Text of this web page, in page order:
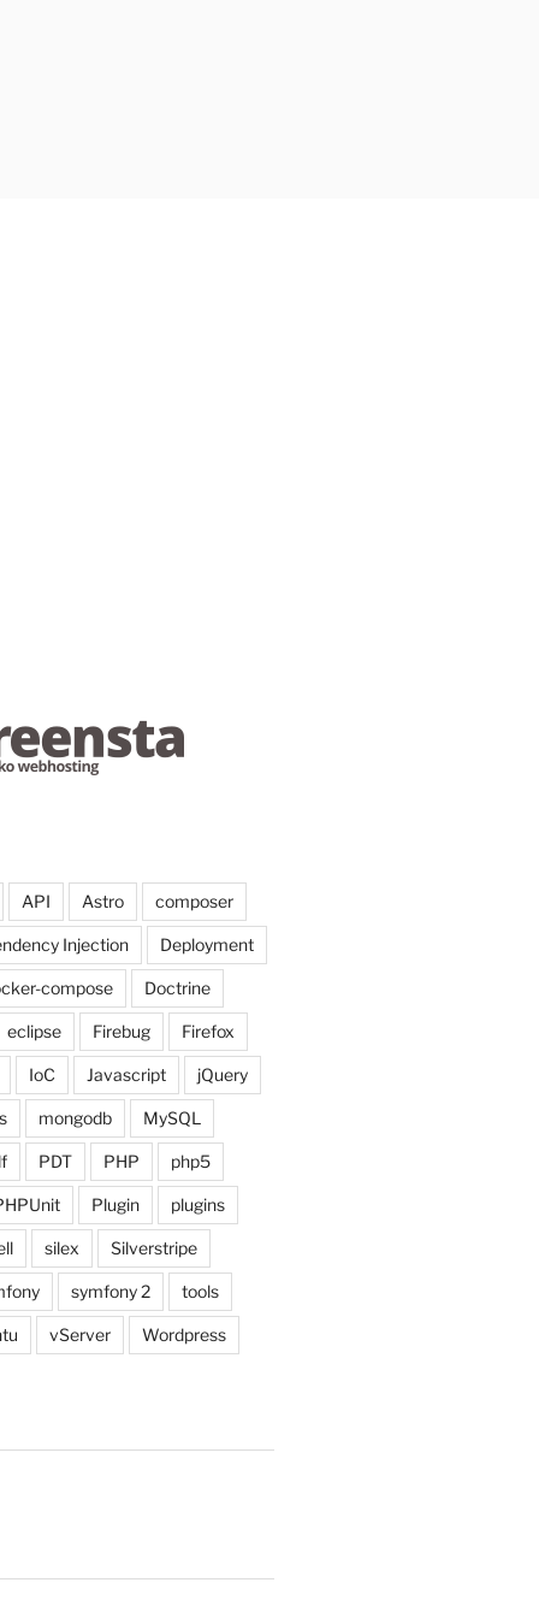
API Astro composer
Injection Deployment
compose Doctrine
eclipse Firebug Firefox
IoC Javascript jQuery
mongodb MySQL
PDT PHP php5
Plugin plugins
silex Silverstripe
symfony 2 tools
vServer Wordpress